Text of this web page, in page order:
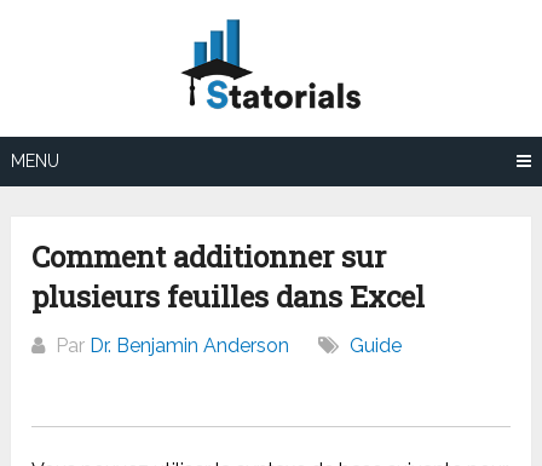
MENU
Comment additionner sur
plusieurs feuilles dans Excel
Par Dr. Benjamin Anderson Guide